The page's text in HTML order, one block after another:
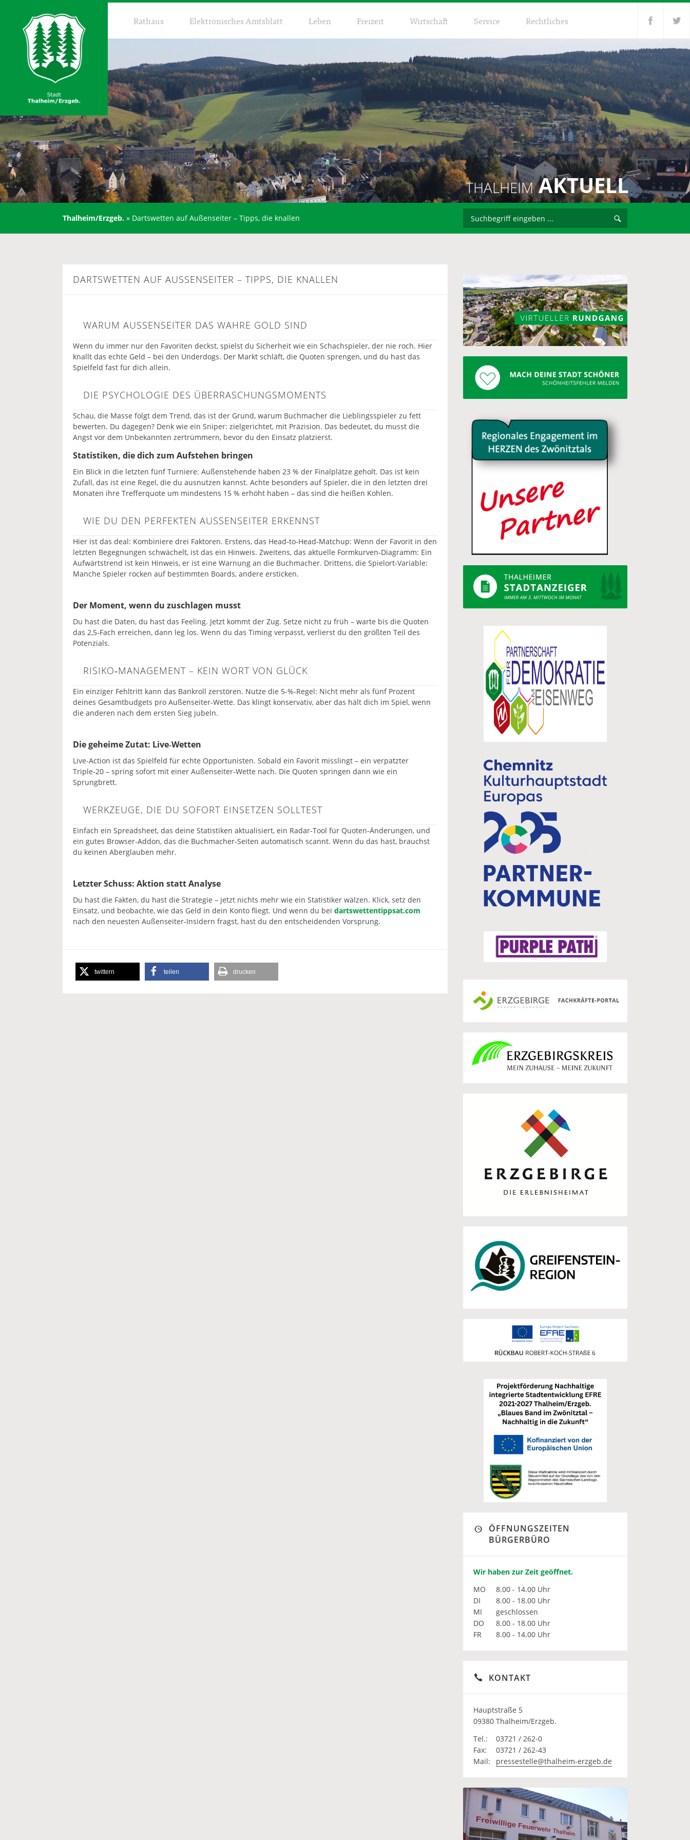
Rathaus Elektronisches Amtsblatt Leben Freizeit Wirtschaft Service Rechtliches
THALHEIMAKTUELL
Thalheim/Erzgeb. » Dartswetten auf Außenseiter – Tipps, die knallen
DARTSWETTEN AUF AUSSENSEITER – TIPPS, DIE KNALLEN
WARUM AUSSENSEITER DAS WAHRE GOLD SIND
Wenn du immer nur den Favoriten deckst, spielst du Sicherheit wie ein Schachspieler, der nie roch. Hier
knallt das echte Geld – bei den Underdogs. Der Markt schläft, die Quoten sprengen, und du hast das
Spielfeld fast für dich allein.
DIE PSYCHOLOGIE DES ÜBERRASCHUNGSMOMENTS
Schau, die Masse folgt dem Trend, das ist der Grund, warum Buchmacher die Lieblingsspieler zu fett
bewerten. Du dagegen? Denk wie ein Sniper: zielgerichtet, mit Präzision. Das bedeutet, du musst die
Angst vor dem Unbekannten zertrümmern, bevor du den Einsatz platzierst.
Statistiken, die dich zum Aufstehen bringen
Ein Blick in die letzten fünf Turniere: Außenstehende haben 23 % der Finalplätze geholt. Das ist kein
Zufall, das ist eine Regel, die du ausnutzen kannst. Achte besonders auf Spieler, die in den letzten drei
Monaten ihre Trefferquote um mindestens 15 % erhöht haben – das sind die heißen Kohlen.
WIE DU DEN PERFEKTEN AUSSENSEITER ERKENNST
Hier ist das deal: Kombiniere drei Faktoren. Erstens, das Head‑to‑Head‑Matchup: Wenn der Favorit in den
letzten Begegnungen schwächelt, ist das ein Hinweis. Zweitens, das aktuelle Formkurven‑Diagramm: Ein
Aufwärtstrend ist kein Hinweis, er ist eine Warnung an die Buchmacher. Drittens, die Spielort‑Variable:
Manche Spieler rocken auf bestimmten Boards, andere ersticken.
Der Moment, wenn du zuschlagen musst
Du hast die Daten, du hast das Feeling. Jetzt kommt der Zug. Setze nicht zu früh – warte bis die Quoten
das 2,5‑Fach erreichen, dann leg los. Wenn du das Timing verpasst, verlierst du den größten Teil des
Potenzials.
RISIKO‑MANAGEMENT – KEIN WORT VON GLÜCK
Ein einziger Fehltritt kann das Bankroll zerstören. Nutze die 5‑%‑Regel: Nicht mehr als fünf Prozent
deines Gesamtbudgets pro Außenseiter‑Wette. Das klingt konservativ, aber das hält dich im Spiel, wenn
die anderen nach dem ersten Sieg jubeln.
Die geheime Zutat: Live‑Wetten
Live-Action ist das Spielfeld für echte Opportunisten. Sobald ein Favorit misslingt – ein verpatzter
Triple‑20 – spring sofort mit einer Außenseiter‑Wette nach. Die Quoten springen dann wie ein
Sprungbrett.
WERKZEUGE, DIE DU SOFORT EINSETZEN SOLLTEST
Einfach ein Spreadsheet, das deine Statistiken aktualisiert, ein Radar‑Tool für Quoten‑Änderungen, und
ein gutes Browser‑Addon, das die Buchmacher‑Seiten automatisch scannt. Wenn du das hast, brauchst
du keinen Aberglauben mehr.
Letzter Schuss: Aktion statt Analyse
Du hast die Fakten, du hast die Strategie – jetzt nichts mehr wie ein Statistiker wälzen. Klick, setz den
Einsatz, und beobachte, wie das Geld in dein Konto fliegt. Und wenn du bei dartswettentippsat.com
nach den neuesten Außenseiter‑Insidern fragst, hast du den entscheidenden Vorsprung.
twittern teilen drucken
ÖFFNUNGSZEITEN
BÜRGERBÜRO
Wir haben zur Zeit geöffnet.
MO
8.00 - 14.00 Uhr
DI
8.00 - 18.00 Uhr
MI
geschlossen
DO
8.00 - 18.00 Uhr
FR
8.00 - 14.00 Uhr
KONTAKT
Hauptstraße 5
09380 Thalheim/Erzgeb.
Tel.:
03721 / 262-0
Fax:
03721 / 262-43
Mail:
pressestelle@thalheim-erzgeb.de